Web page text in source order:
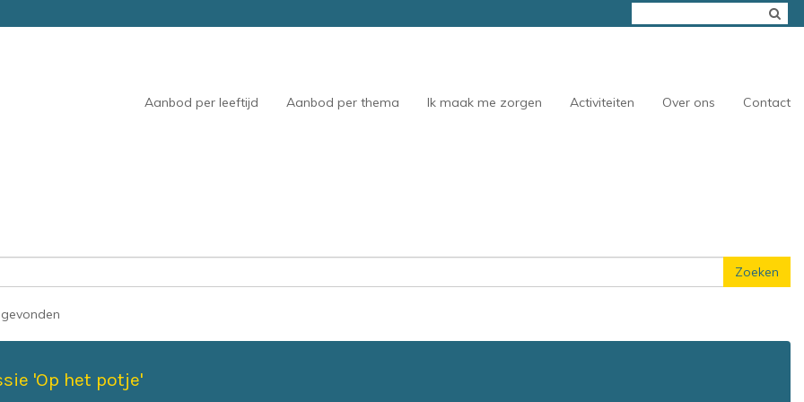
Aanbod per leeftijd Aanbod per thema Ik maak me zorgen Activiteiten Over ons Contact
Zoeken
'Op het potje'